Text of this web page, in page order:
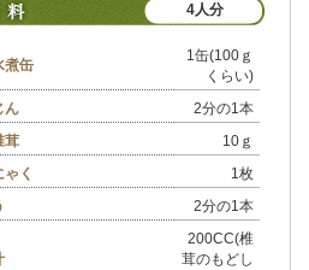
4人分
煮缶
1缶(100ｇ
くらい)
ん
2分の1本
茸
10ｇ
ゃく
1枚
2分の1本
200CC(椎
茸のもどし